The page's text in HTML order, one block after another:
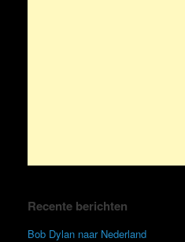
Recente berichten
Bob Dylan naar Nederland